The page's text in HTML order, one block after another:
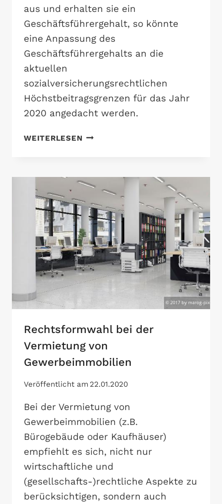
aus und erhalten sie ein
Geschäftsführergehalt, so könnte
eine Anpassung des
Geschäftsführergehalts an die
aktuellen
sozialversicherungsrechtlichen
Höchstbeitragsgrenzen für das Jahr
2020 angedacht werden.
WEITERLESENANPASSUNG
Rechtsformwahl bei der
Vermietung von
Gewerbeimmobilien
Veröffentlicht am 22.01.2020
Bei der Vermietung von
Gewerbeimmobilien (z.B.
Bürogebäude oder Kaufhäuser)
empfiehlt es sich, nicht nur
wirtschaftliche und
(gesellschafts-)rechtliche Aspekte zu
berücksichtigen, sondern auch